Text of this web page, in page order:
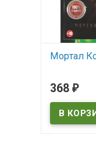
Мортал
368 ₽